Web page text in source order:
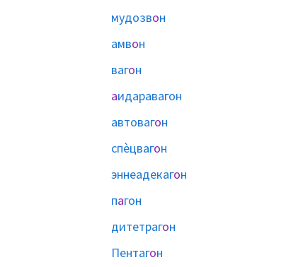
мудозвон
амвон
вагон
аидаравагон
автовагон
спѐцвагон
эннеадекагон
пагон
дитетрагон
Пентагон